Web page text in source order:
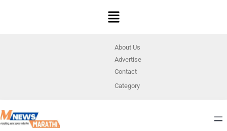
About Us
Advertise
Contact
Category